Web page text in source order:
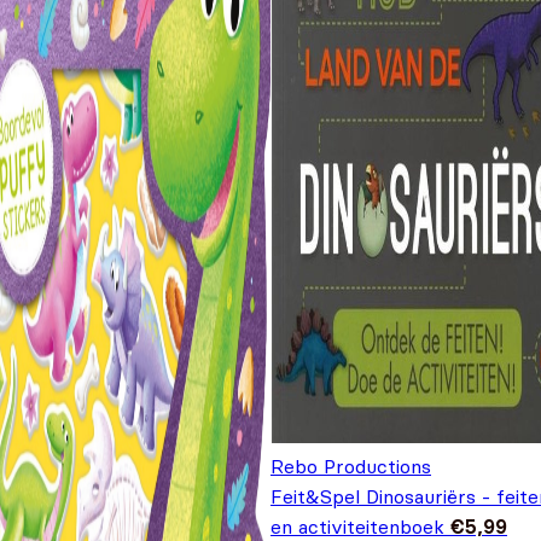
Rebo Productions
Feit&Spel Dinosauriërs -
en activiteitenboek €5,99